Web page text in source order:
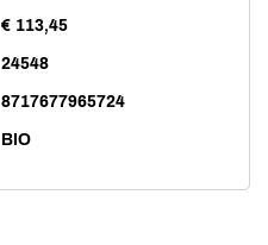
€ 113,45
24548
8717677965724
BIO